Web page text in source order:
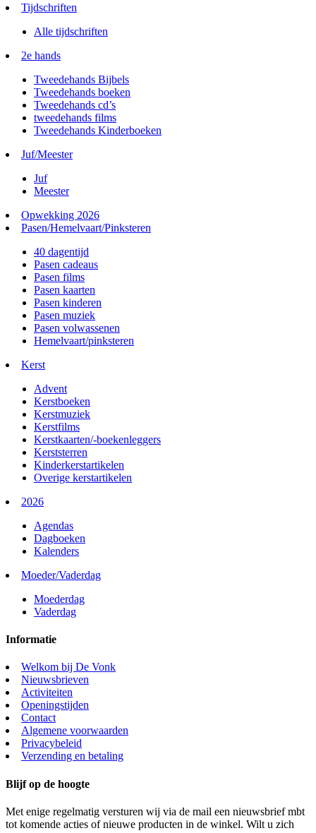
Tijdschriften
Alle tijdschriften
2e hands
Tweedehands Bijbels
Tweedehands boeken
Tweedehands cd’s
tweedehands films
Tweedehands Kinderboeken
Juf/Meester
Juf
Meester
Opwekking 2026
Pasen/Hemelvaart/Pinksteren
40 dagentijd
Pasen cadeaus
Pasen films
Pasen kaarten
Pasen kinderen
Pasen muziek
Pasen volwassenen
Hemelvaart/pinksteren
Kerst
Advent
Kerstboeken
Kerstmuziek
Kerstfilms
Kerstkaarten/-boekenleggers
Kerststerren
Kinderkerstartikelen
Overige kerstartikelen
2026
Agendas
Dagboeken
Kalenders
Moeder/Vaderdag
Moederdag
Vaderdag
Informatie
Welkom bij De Vonk
Nieuwsbrieven
Activiteiten
Openingstijden
Contact
Algemene voorwaarden
Privacybeleid
Verzending en betaling
Blijf op de hoogte
Met enige regelmatig versturen wij via de mail een nieuwsbrief mbt
tot komende acties of nieuwe producten in de winkel. Wilt u zich